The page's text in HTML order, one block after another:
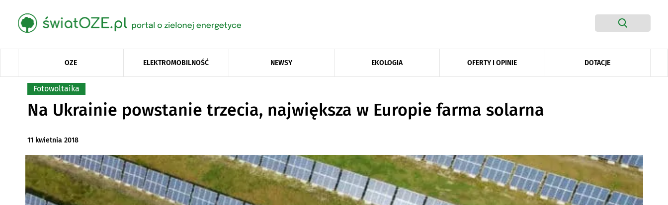
OZE ELEKTROMOBILNOŚĆ NEWSY EKOLOGIA OFERTY I OPINIE DOTACJE
Fotowoltaika
Na Ukrainie powstanie trzecia, największa w Europie farma solarna
11 kwietnia 2018